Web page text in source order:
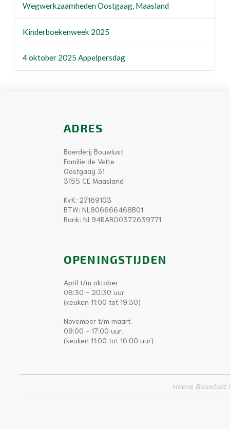
Wegwerkzaamheden Oostgaag, Maasland
Kinderboekenweek 2025
4 oktober 2025 Appelpersdag
ADRES
Boerderij Bouwlust
Familie de Vette
Oostgaag 31
3155 CE Maasland
KvK: 27169103
BTW: NL806666468B01
Bank: NL94RABO0372639771
OPENINGSTIJDEN
April t/m oktober.
08:30 - 20:30 uur.
(keuken 11:00 tot 19:30)
November t/m maart.
09:00 - 17:00 uur.
(keuken 11:00 tot 16:00 uur)
Hoeve Bouwlust